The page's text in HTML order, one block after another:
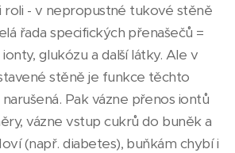
roli - v nepropustné tukové stěně
řada specifických přenašečů =
glukózu a další látky. Ale v
stěně je funkce těchto
Pak vázne přenos iontů
vázne vstup cukrů do buněk a
(např. diabetes), buňkám chybí i